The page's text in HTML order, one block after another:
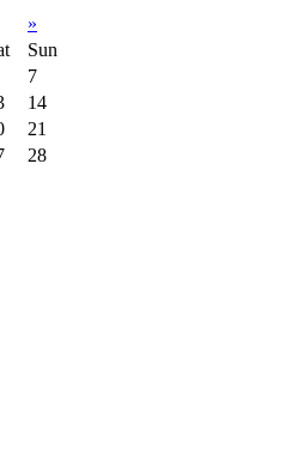
»
Sun
7
14
21
28